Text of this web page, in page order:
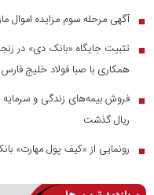
■ آگهی مرحله سوم مزایده اموال
■
تثبیت جایگاه «بانک دی» در
همکاری با صبا فولاد خلیج فارس
■
ریال گذشت
■ رونمایی از «کیف پول مهارت»